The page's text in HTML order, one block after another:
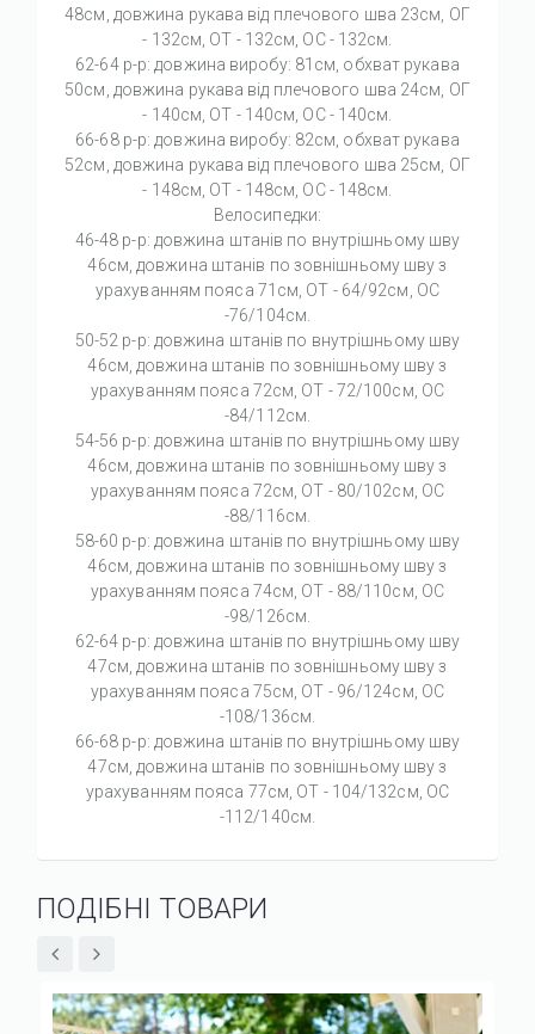
48см, довжина рукава від плечового шва 23см, ОГ
- 132см, ОТ - 132см, ОС - 132см.
62-64 р-р: довжина виробу: 81см, обхват рукава
50см, довжина рукава від плечового шва 24см, ОГ
- 140см, ОТ - 140см, ОС - 140см.
66-68 р-р: довжина виробу: 82см, обхват рукава
52см, довжина рукава від плечового шва 25см, ОГ
- 148см, ОТ - 148см, ОС - 148см.
Велосипедки:
46-48 р-р: довжина штанів по внутрішньому шву
46см, довжина штанів по зовнішньому шву з
урахуванням пояса 71см, ОТ - 64/92см, ОС
-76/104см.
50-52 р-р: довжина штанів по внутрішньому шву
46см, довжина штанів по зовнішньому шву з
урахуванням пояса 72см, ОТ - 72/100см, ОС
-84/112см.
54-56 р-р: довжина штанів по внутрішньому шву
46см, довжина штанів по зовнішньому шву з
урахуванням пояса 72см, ОТ - 80/102см, ОС
-88/116см.
58-60 р-р: довжина штанів по внутрішньому шву
46см, довжина штанів по зовнішньому шву з
урахуванням пояса 74см, ОТ - 88/110см, ОС
-98/126см.
62-64 р-р: довжина штанів по внутрішньому шву
47см, довжина штанів по зовнішньому шву з
урахуванням пояса 75см, ОТ - 96/124см, ОС
-108/136см.
66-68 р-р: довжина штанів по внутрішньому шву
47см, довжина штанів по зовнішньому шву з
урахуванням пояса 77см, ОТ - 104/132см, ОС
-112/140см.
ПОДІБНІ ТОВАРИ